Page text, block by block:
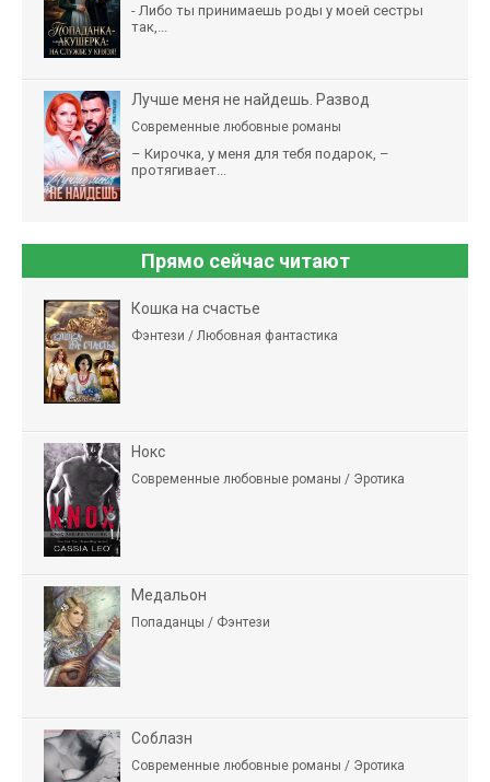
- Либо ты принимаешь роды у моей сестры
так,...
Лучше меня не найдешь. Развод
Современные любовные романы
– Кирочка, у меня для тебя подарок, –
протягивает...
Прямо сейчас читают
Кошка на счастье
Фэнтези / Любовная фантастика
Нокс
Современные любовные романы / Эротика
Медальон
Попаданцы / Фэнтези
Соблазн
Современные любовные романы / Эротика